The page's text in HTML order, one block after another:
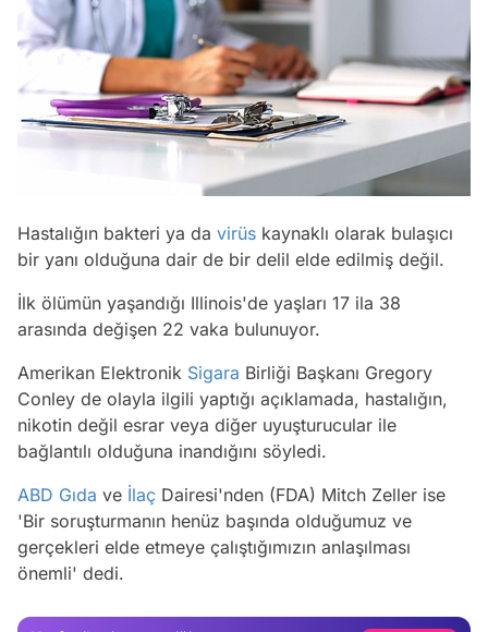
Hastalığın bakteri ya da virüs kaynaklı olarak bulaşıcı
bir yanı olduğuna dair de bir delil elde edilmiş değil.
İlk ölümün yaşandığı Illinois'de yaşları 17 ila 38
arasında değişen 22 vaka bulunuyor.
Amerikan Elektronik Sigara Birliği Başkanı Gregory
Conley de olayla ilgili yaptığı açıklamada, hastalığın,
nikotin değil esrar veya diğer uyuşturucular ile
bağlantılı olduğuna inandığını söyledi.
ABD Gıda ve İlaç Dairesi'nden (FDA) Mitch Zeller ise
'Bir soruşturmanın henüz başında olduğumuz ve
gerçekleri elde etmeye çalıştığımızın anlaşılması
önemli' dedi.